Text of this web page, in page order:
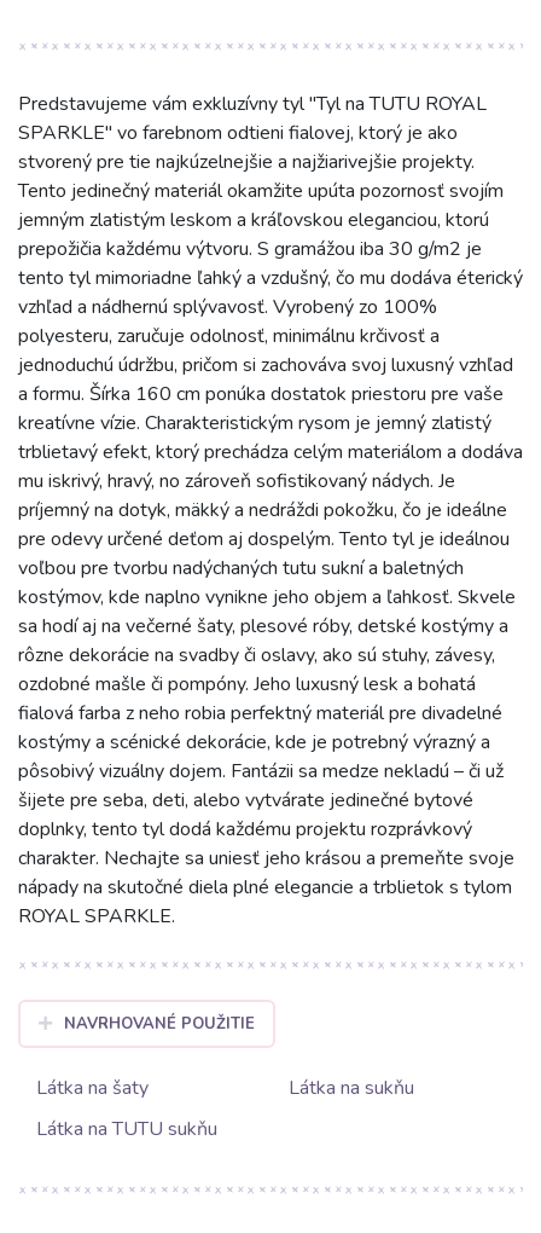
Predstavujeme vám exkluzívny tyl "Tyl na TUTU ROYAL
SPARKLE" vo farebnom odtieni fialovej, ktorý je ako
stvorený pre tie najkúzelnejšie a najžiarivejšie projekty.
Tento jedinečný materiál okamžite upúta pozornosť svojím
jemným zlatistým leskom a kráľovskou eleganciou, ktorú
prepožičia každému výtvoru. S gramážou iba 30 g/m2 je
tento tyl mimoriadne ľahký a vzdušný, čo mu dodáva éterický
vzhľad a nádhernú splývavosť. Vyrobený zo 100%
polyesteru, zaručuje odolnosť, minimálnu krčivosť a
jednoduchú údržbu, pričom si zachováva svoj luxusný vzhľad
a formu. Šírka 160 cm ponúka dostatok priestoru pre vaše
kreatívne vízie. Charakteristickým rysom je jemný zlatistý
trblietavý efekt, ktorý prechádza celým materiálom a dodáva
mu iskrivý, hravý, no zároveň sofistikovaný nádych. Je
príjemný na dotyk, mäkký a nedráždi pokožku, čo je ideálne
pre odevy určené deťom aj dospelým. Tento tyl je ideálnou
voľbou pre tvorbu nadýchaných tutu sukní a baletných
kostýmov, kde naplno vynikne jeho objem a ľahkosť. Skvele
sa hodí aj na večerné šaty, plesové róby, detské kostýmy a
rôzne dekorácie na svadby či oslavy, ako sú stuhy, závesy,
ozdobné mašle či pompóny. Jeho luxusný lesk a bohatá
fialová farba z neho robia perfektný materiál pre divadelné
kostýmy a scénické dekorácie, kde je potrebný výrazný a
pôsobivý vizuálny dojem. Fantázii sa medze nekladú – či už
šijete pre seba, deti, alebo vytvárate jedinečné bytové
doplnky, tento tyl dodá každému projektu rozprávkový
charakter. Nechajte sa uniesť jeho krásou a premeňte svoje
nápady na skutočné diela plné elegancie a trblietok s tylom
ROYAL SPARKLE.
NAVRHOVANÉ POUŽITIE
Látka na šaty
Látka na sukňu
Látka na TUTU sukňu